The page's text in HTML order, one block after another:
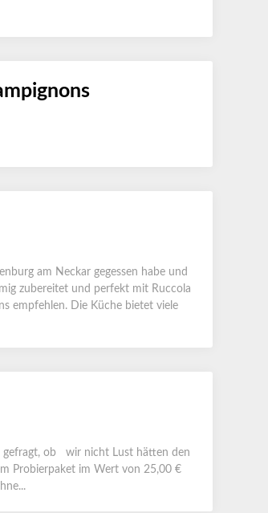
am Neckar gegessen habe und
zubereitet und perfekt mit Ruccola
empfehlen. Die Küche bietet viele
gefragt, ob wir nicht Lust hätten den
Probierpaket im Wert von 25,00 €